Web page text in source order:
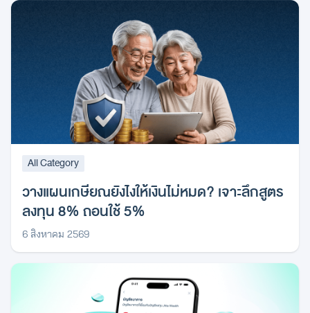
All Category
วางแผนเกษียณยังไงให้เงินไม่หมด? เจาะลึกสูตร
ลงทุน 8% ถอนใช้ 5%
6 สิงหาคม 2569